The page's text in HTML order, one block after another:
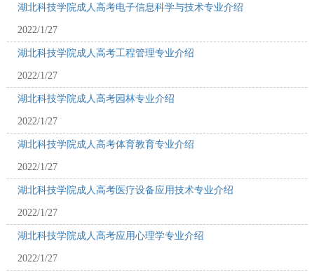
湖北科技学院成人高考电子信息科学与技术专业介绍
2022/1/27
湖北科技学院成人高考工程管理专业介绍
2022/1/27
湖北科技学院成人高考园林专业介绍
2022/1/27
湖北科技学院成人高考体育教育专业介绍
2022/1/27
湖北科技学院成人高考医疗设备应用技术专业介绍
2022/1/27
湖北科技学院成人高考应用心理学专业介绍
2022/1/27